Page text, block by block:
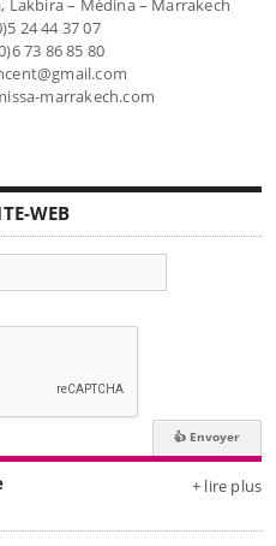
Lakbira – Médina – Marrakech
24 44 37 07
73 86 85 80
marrakech.com
WEB
+ lire plus